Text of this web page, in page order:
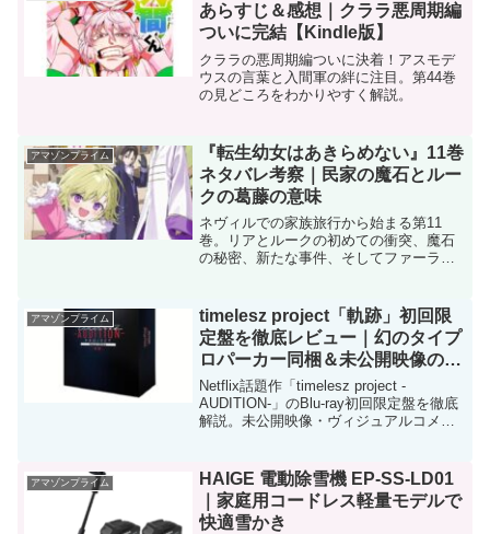
あらすじ＆感想｜クララ悪周期編
ついに完結【Kindle版】
クララの悪周期編ついに決着！アスモデ
ウスの言葉と入間軍の絆に注目。第44巻
の見どころをわかりやすく解説。
アマゾンプライム
『転生幼女はあきらめない』11巻
ネタバレ考察｜民家の魔石とルー
クの葛藤の意味
ネヴィルでの家族旅行から始まる第11
巻。リアとルークの初めての衝突、魔石
の秘密、新たな事件、そしてファーラン
アマゾンプライム
timelesz project「軌跡」初回限
定盤を徹底レビュー｜幻のタイプ
ロパーカー同梱＆未公開映像の価
値とは
Netflix話題作「timelesz project -
AUDITION-」のBlu-ray初回限定盤を徹底
解説。未公開映像・ヴィジュアルコメン
アマゾンプライム
HAIGE 電動除雪機 EP-SS-LD01
｜家庭用コードレス軽量モデルで
快適雪かき